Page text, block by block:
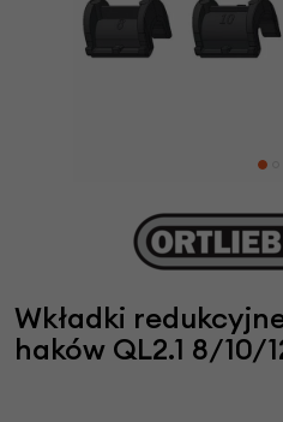
Wkładki
haków QL2.1 8/10/